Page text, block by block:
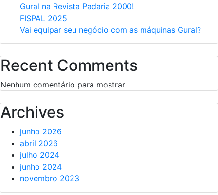
Gural na Revista Padaria 2000!
FISPAL 2025
Vai equipar seu negócio com as máquinas Gural?
Recent Comments
Nenhum comentário para mostrar.
Archives
junho 2026
abril 2026
julho 2024
junho 2024
novembro 2023